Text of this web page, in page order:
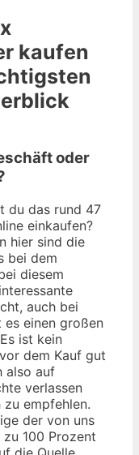
kaufen
oder
du das rund 47
einkaufen?
hier sind die
bei dem
diesem
auch bei
einen großen
ist kein
dem Kauf gut
also auf
verlassen
empfehlen.
der von uns
100 Prozent